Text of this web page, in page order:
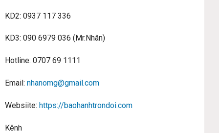
KD2: 0937 117 336
KD3: 090 6979 036 (Mr.Nhân)
Hotline: 0707 69 1111
Email: nhanomg@gmail.com
Websiite: https://baohanhtrondoi.com
Kênh